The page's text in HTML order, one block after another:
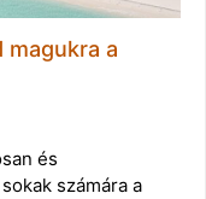
magukra a
és
számára a